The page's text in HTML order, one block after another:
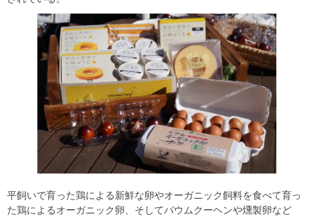
平飼いで育った鶏による新鮮な卵やオーガニック飼料を食べて育っ
た鶏によるオーガニック卵、そしてバウムクーヘンや燻製卵など